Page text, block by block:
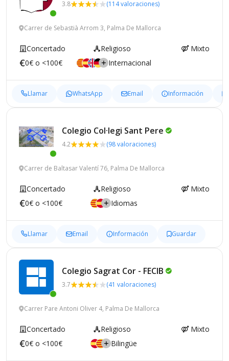
3.8 (114 valoraciones)
Carrer de Sebastià Arrom 3, Palma De Mallorca
Concertado Religioso
Mixto
0€ o <100€
Internacional
Llamar WhatsApp Email Información
Colegio Col·legi Sant Pere
4.2 (98 valoraciones)
Carrer de Baltasar Valentí 76, Palma De Mallorca
Concertado Religioso
Mixto
0€ o <100€
Idiomas
Llamar Email Información Guardar
Colegio Sagrat Cor - FECIB
3.7 (41 valoraciones)
Carrer Pare Antoni Oliver 4, Palma De Mallorca
Concertado Religioso
Mixto
0€ o <100€
Bilingüe